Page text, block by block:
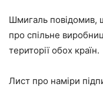
Шмигаль повідомив,
про спільне
території обох країн.
Лист про наміри